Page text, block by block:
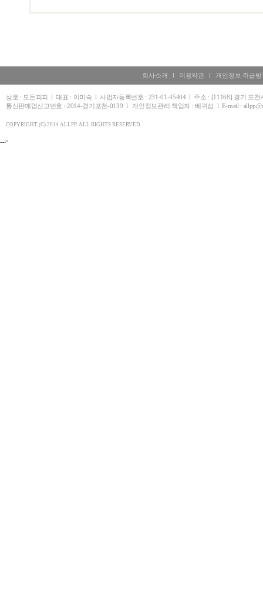
회사소개 l 이용약관l 개인정보 취급방
상호 : 모든피피 l 대표 : 이미숙 l 사업자등록번호 : 231-01-45404 l 주소 : [11168] 경기 포천
통신판매업신고번호 : 2014-경기포천-0139 l 개인정보관리 책임자 : 배귀섭 l E-mail :
COPYRIGHT (C) 2014 ALLPP. ALL RIGHTS RESERVED.
-->